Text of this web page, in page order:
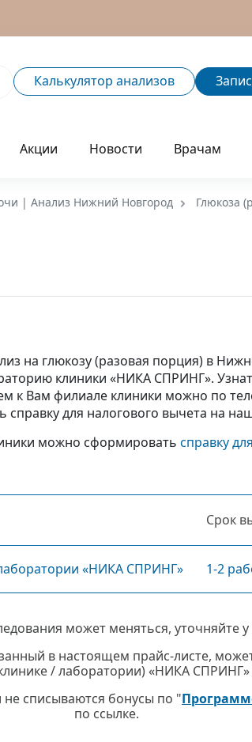
Калькулятор анализов
Акции Новости Врачам
| Анализ Нижний Новгород Глюкоза
на глюкозу (разовая порция) в
клиники «НИКА СПРИНГ».
к Вам филиале клиники можно по
для налогового вычета на
можно сформировать справку
Срок
«НИКА СПРИНГ» 1-2
может меняться, уточняйте
в настоящем прайс-листе,
/ лаборатории) «НИКА СПРИНГ»
списываются бонусы по "
по ссылке.